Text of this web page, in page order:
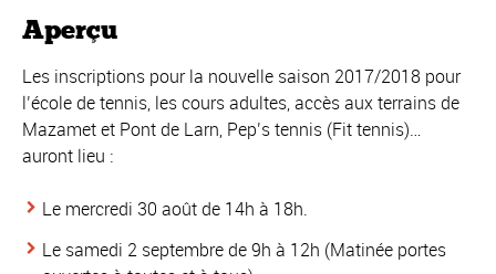
Aperçu
Les inscriptions pour la nouvelle saison 2017/2018 pour
l’école de tennis, les cours adultes, accès aux terrains de
Mazamet et Pont de Larn, Pep’s tennis (Fit tennis)…
auront lieu :
Le mercredi 30 août de 14h à 18h.
Le samedi 2 septembre de 9h à 12h (Matinée portes